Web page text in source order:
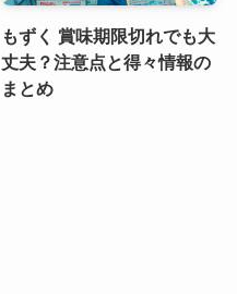
もずく 賞味期限切れでも大
丈夫？注意点と得々情報の
まとめ